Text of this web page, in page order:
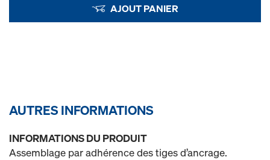
AJOUT PANIER
AUTRES INFORMATIONS
INFORMATIONS DU PRODUIT
Assemblage par adhérence des tiges d’ancrage.